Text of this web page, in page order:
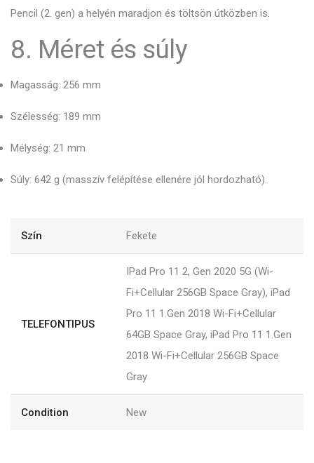
Pencil (2. gen) a helyén maradjon és töltsön útközben is.
8. Méret és súly
Magasság: 256 mm
Szélesség: 189 mm
Mélység: 21 mm
Súly: 642 g (masszív felépítése ellenére jól hordozható).
Szín Fekete
TELEFONTIPUS
IPad Pro 11 2, Gen 2020 5G (Wi-
Fi+Cellular 256GB Space Gray), iPad
Pro 11 1.Gen 2018 Wi-Fi+Cellular
64GB Space Gray, iPad Pro 11 1.Gen
2018 Wi-Fi+Cellular 256GB Space
Gray
Condition New